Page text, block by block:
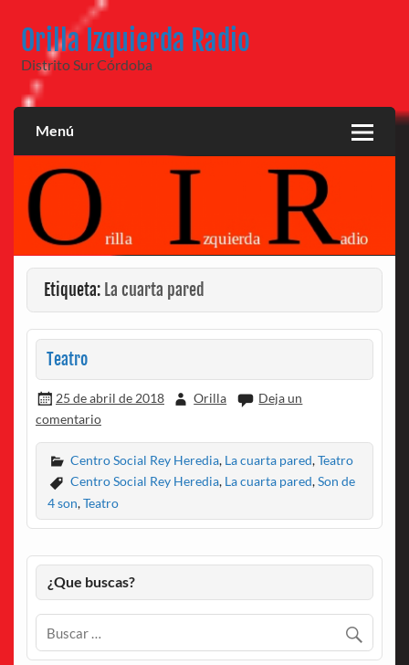
contenido
Orilla Izquierda Radio
Distrito Sur Córdoba
Menú
Etiqueta: La cuarta pared
Teatro
25 de abril de 2018 Orilla
Deja un
comentario
Centro Social Rey Heredia, La cuarta pared,Teatro
Centro Social Rey Heredia, La cuarta pared,Son de
4 son Teatro
¿Que buscas?